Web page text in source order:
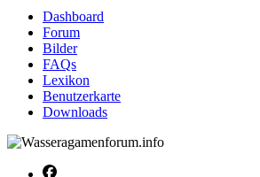
Dashboard
Forum
Bilder
FAQs
Lexikon
Benutzerkarte
Downloads